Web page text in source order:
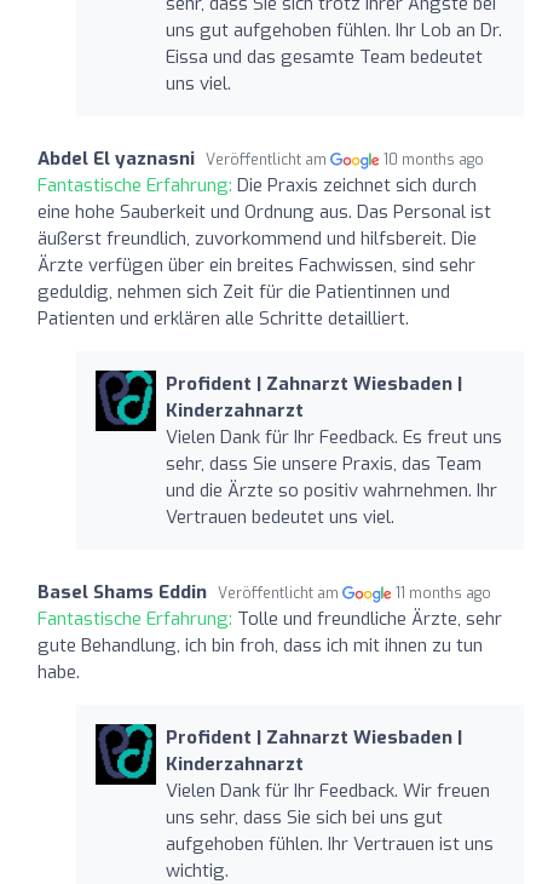
uns gut aufgehoben fühlen. Ihr Lob an Dr.
Eissa und das gesamte Team bedeutet
uns viel.
Abdel El yaznasni Veröffentlicht am 10 months ago
Fantastische Erfahrung: Die Praxis zeichnet sich durch
eine hohe Sauberkeit und Ordnung aus. Das Personal ist
äußerst freundlich, zuvorkommend und hilfsbereit. Die
Ärzte verfügen über ein breites Fachwissen, sind sehr
geduldig, nehmen sich Zeit für die Patientinnen und
Patienten und erklären alle Schritte detailliert.
Profident | Zahnarzt Wiesbaden |
Kinderzahnarzt
Vielen Dank für Ihr Feedback. Es freut uns
sehr, dass Sie unsere Praxis, das Team
und die Ärzte so positiv wahrnehmen. Ihr
Vertrauen bedeutet uns viel.
Basel Shams Eddin Veröffentlicht am 11 months ago
Fantastische Erfahrung: Tolle und freundliche Ärzte, sehr
gute Behandlung, ich bin froh, dass ich mit ihnen zu tun
habe.
Profident | Zahnarzt Wiesbaden |
Kinderzahnarzt
Vielen Dank für Ihr Feedback. Wir freuen
uns sehr, dass Sie sich bei uns gut
aufgehoben fühlen. Ihr Vertrauen ist uns
wichtig.